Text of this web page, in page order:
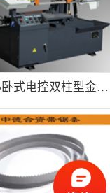
EC-4235卧式电控双柱型金属带锯床